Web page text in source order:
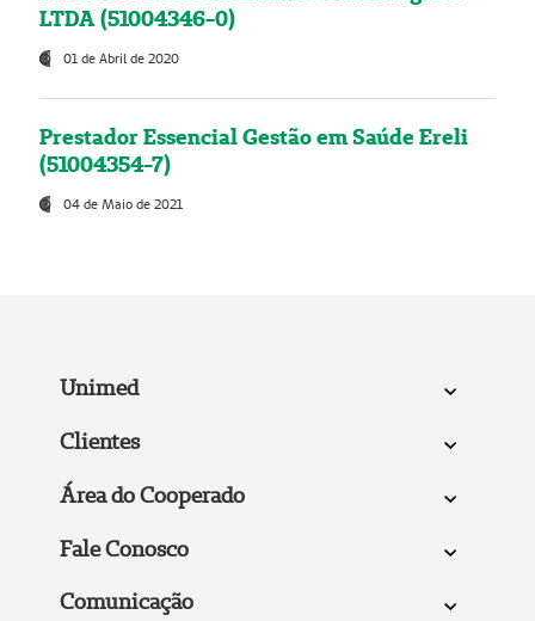
LTDA (51004346-0)
01 de Abril de 2020
Prestador Essencial Gestão em Saúde Ereli
(51004354-7)
04 de Maio de 2021
Unimed
Clientes
Área do Cooperado
Fale Conosco
Comunicação